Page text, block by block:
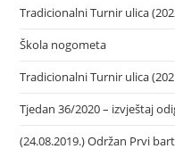
Tradicionalni Turnir ulica
Škola nogometa
Tradicionalni Turnir ulica
Tjedan 36/2020 – izvještaj
(24.08.2019.) Održan Prvi